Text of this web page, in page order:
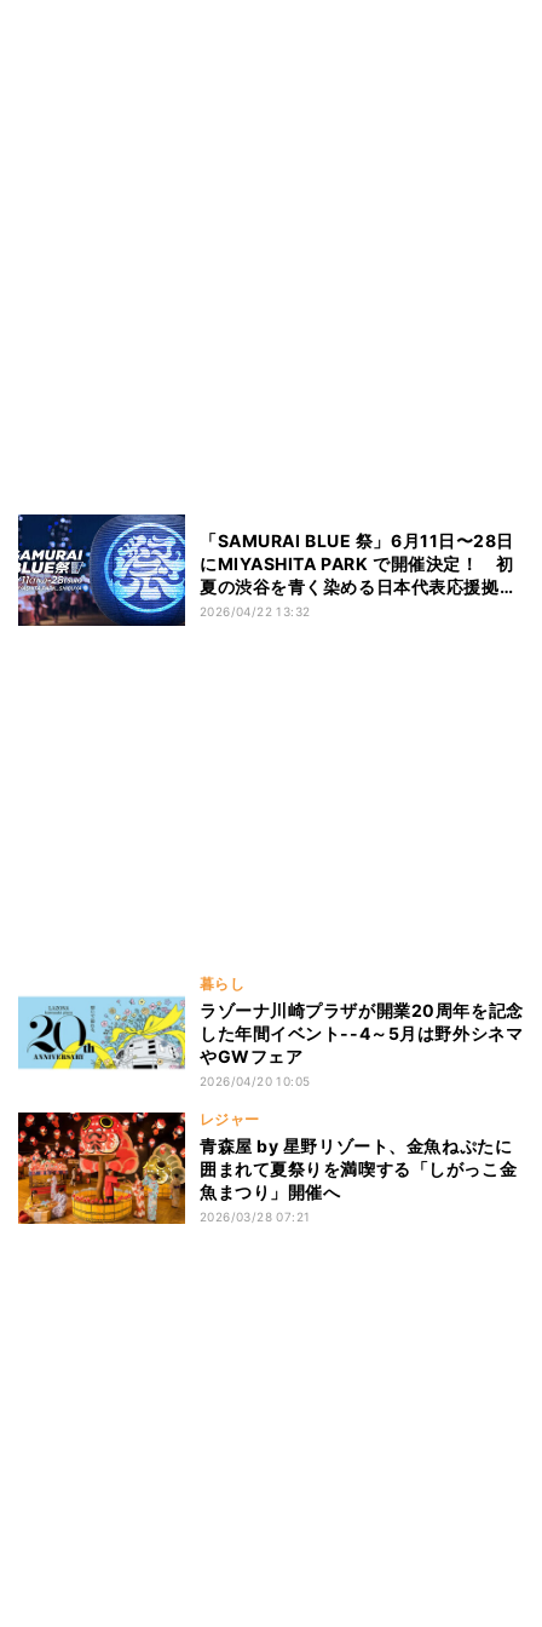
「SAMURAI BLUE 祭」6月11日〜28日
にMIYASHITA PARK で開催決定！ 初
夏の渋谷を青く染める日本代表応援拠点
を開設
2026/04/22 13:32
暮らし
ラゾーナ川崎プラザが開業20周年を記念
した年間イベント--4～5月は野外シネマ
やGWフェア
2026/04/20 10:05
レジャー
青森屋 by 星野リゾート、金魚ねぷたに
囲まれて夏祭りを満喫する「しがっこ金
魚まつり」開催へ
2026/03/28 07:21